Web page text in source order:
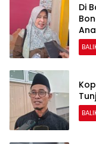
Di